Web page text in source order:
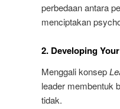
perbedaan antara
menciptakan
2. Developing
Menggali konsep
leader membentuk
tidak.